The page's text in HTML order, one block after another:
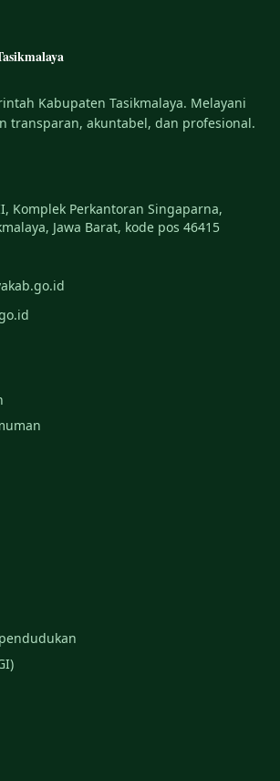
Kabupaten Tasikmalaya. Melayani
transparan, akuntabel, dan profesional.
Komplek Perkantoran Singaparna,
Jawa Barat, kode pos 46415